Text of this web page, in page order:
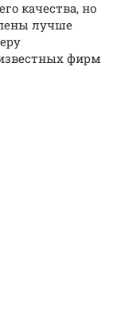
качества, но
лучше
фирм